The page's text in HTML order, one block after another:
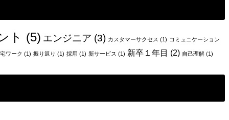
ト (5) エンジニア (3) カスタマーサクセス (1) コミュニケーション
ワーク (1) 振り返り (1) 採用 (1) 新サービス (1) 新卒１年目 (2) 自己理解 (1)